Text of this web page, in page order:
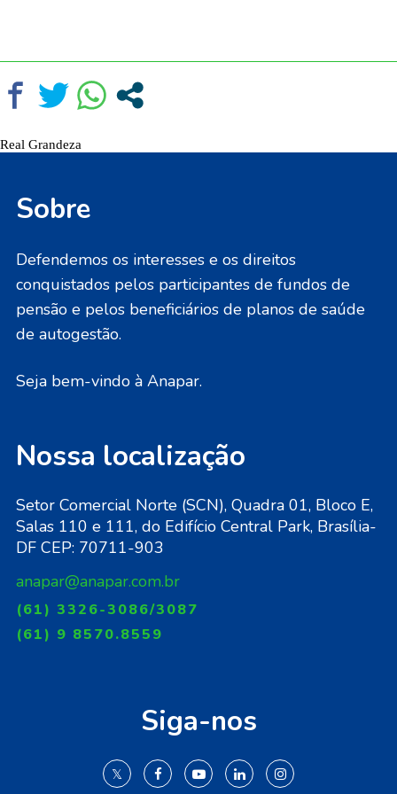
Real Grandeza
Sobre
Defendemos os interesses e os direitos
conquistados pelos participantes de fundos de
pensão e pelos beneficiários de planos de saúde
de autogestão.
Seja bem-vindo à Anapar.
Nossa localização
Setor Comercial Norte (SCN), Quadra 01, Bloco E,
Salas 110 e 111, do Edifício Central Park, Brasília-
DF CEP: 70711-903
anapar@anapar.com.br
(61) 3326-3086/3087
(61) 9 8570.8559
Siga-nos